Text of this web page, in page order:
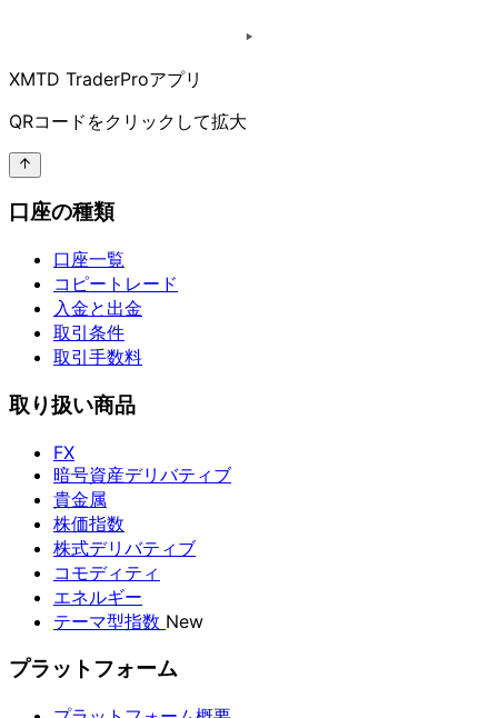
XMTD TraderProアプリ
QRコードをクリックして拡大
口座の種類
口座一覧
コピートレード
入金と出金
取引条件
取引手数料
取り扱い商品
FX
暗号資産デリバティブ
貴金属
株価指数
株式デリバティブ
コモディティ
エネルギー
テーマ型指数 New
プラットフォーム